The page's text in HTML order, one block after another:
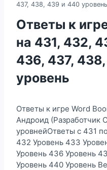
437, 438, 439 и 440 уровень
Ответы к
на 431, 432,
436, 437,
уровень
Ответы к игре Word
Андроид (Разработчик
уровнейОтветы с 431
432 Уровень 433
Уровень 436 Уровень
Уровень 440 Уровень